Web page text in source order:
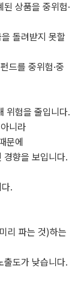
상품을 중위험·
돌려받지 못할
드를 중위험·중
위험을 줄입니다.
니라
문에
경향을 보입니다.
.
리 파는 것)하는
출도가 낮습니다.